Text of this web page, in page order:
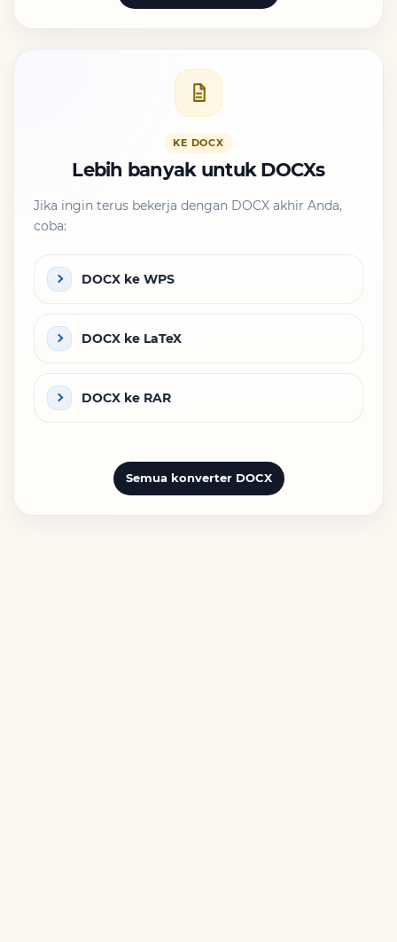
KE DOCX
Lebih banyak untuk DOCXs
Jika ingin terus bekerja dengan DOCX akhir Anda,
coba:
DOCX ke WPS
DOCX ke LaTeX
DOCX ke RAR
Semua konverter DOCX